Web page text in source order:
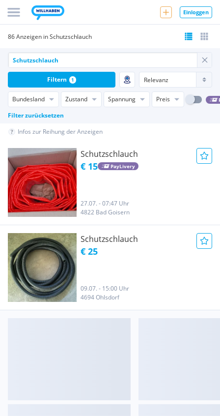
Einloggen
86 Anzeigen in Schutzschlauch
Bundesland Zustand Spannung Preis
Filter zurücksetzen
Filtern 1
Infos zur Reihung der Anzeigen
Schutzschlauch
€ 15 PayLivery
27.07. - 07:47 Uhr
4822 Bad Goisern
Schutzschlauch
€ 25
09.07. - 15:00 Uhr
4694 Ohlsdorf